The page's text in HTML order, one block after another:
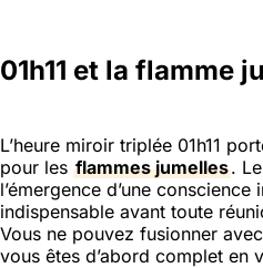
01h11 et la flamme
L’heure miroir triplée 01h11
pour les flammes jumelles.
l’émergence d’une
indispensable avant toute
Vous ne pouvez fusionner
vous êtes d’abord complet en